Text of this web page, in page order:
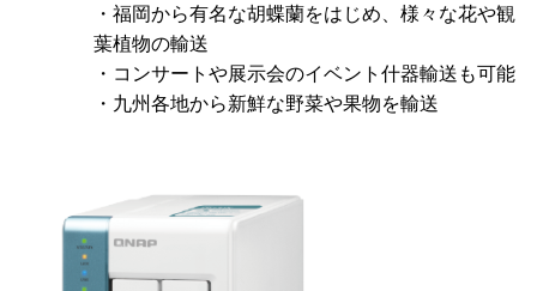
・福岡から有名な胡蝶蘭をはじめ、様々な花や観
葉植物の輸送
・コンサートや展示会のイベント什器輸送も可能
・九州各地から新鮮な野菜や果物を輸送